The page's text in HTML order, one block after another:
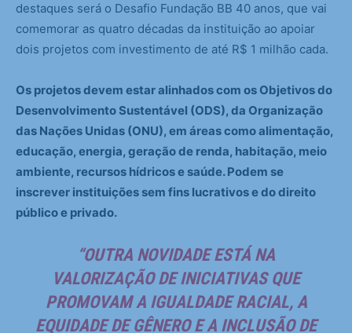
destaques será o Desafio Fundação BB 40 anos, que vai
comemorar as quatro décadas da instituição ao apoiar
dois projetos com investimento de até R$ 1 milhão cada.
Os projetos devem estar alinhados com os Objetivos do
Desenvolvimento Sustentável (ODS), da Organização
das Nações Unidas (ONU), em áreas como alimentação,
educação, energia, geração de renda, habitação, meio
ambiente, recursos hídricos e saúde. Podem se
inscrever instituições sem fins lucrativos e do direito
público e privado.
“OUTRA NOVIDADE ESTÁ NA
VALORIZAÇÃO DE INICIATIVAS QUE
PROMOVAM A IGUALDADE RACIAL, A
EQUIDADE DE GÊNERO E A INCLUSÃO DE